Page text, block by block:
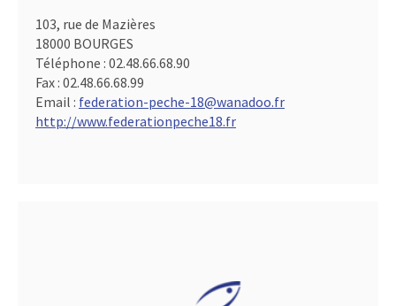
103, rue de Mazières
18000 BOURGES
Téléphone : 02.48.66.68.90
Fax : 02.48.66.68.99
Email : federation-peche-18@wanadoo.fr
http://www.federationpeche18.fr